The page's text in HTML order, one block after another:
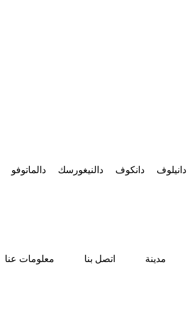
دالماتوفو دالنيغورسك دانكوف دانيلوف
معلومات عنا اتصل بنا مدينة